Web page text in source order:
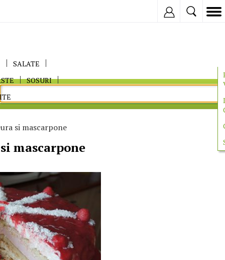
SALATE
SOSURI
si mascarpone
mascarpone